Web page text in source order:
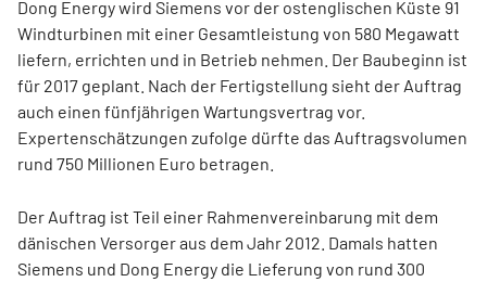
Dong Energy wird Siemens vor der ostenglischen Küste 91
Windturbinen mit einer Gesamtleistung von 580 Megawatt
liefern, errichten und in Betrieb nehmen. Der Baubeginn ist
für 2017 geplant. Nach der Fertigstellung sieht der Auftrag
auch einen fünfjährigen Wartungsvertrag vor.
Expertenschätzungen zufolge dürfte das Auftragsvolumen
rund 750 Millionen Euro betragen.
Der Auftrag ist Teil einer Rahmenvereinbarung mit dem
dänischen Versorger aus dem Jahr 2012. Damals hatten
Siemens und Dong Energy die Lieferung von rund 300